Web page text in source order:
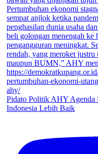
Pidato Politik AHY Agenda
Indonesia Lebih Baik